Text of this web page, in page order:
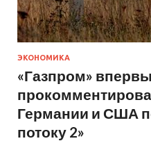
ЭКОНОМИКА
«Газпром»
Германии и США
потоку 2»